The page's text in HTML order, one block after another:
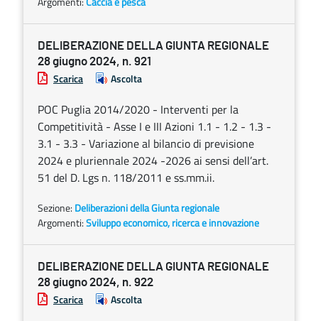
DELIBERAZIONE DELLA GIUNTA REGIONALE
28 giugno 2024, n. 921
Scarica Ascolta
POC Puglia 2014/2020 - Interventi per la
Competitività - Asse I e III Azioni 1.1 - 1.2 - 1.3 -
3.1 - 3.3 - Variazione al bilancio di previsione
2024 e pluriennale 2024 -2026 ai sensi dell’art.
51 del D. Lgs n. 118/2011 e ss.mm.ii.
Sezione: Deliberazioni della Giunta regionale
Argomenti:Sviluppo economico, ricerca e innovazione
DELIBERAZIONE DELLA GIUNTA REGIONALE
28 giugno 2024, n. 922
Scarica Ascolta